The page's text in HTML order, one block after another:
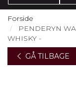
Forside
PENDERYN
WHISKY -
GÅ TILBAGE